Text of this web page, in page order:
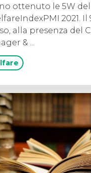
ottenuto le 5W
2021.
alla presenza del
& ...